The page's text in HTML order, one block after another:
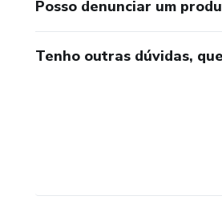
Posso denunciar um
Tenho outras dúvidas,